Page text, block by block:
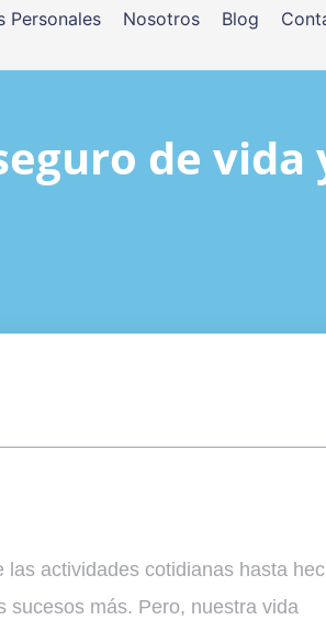
Personales Nosotros Blog
de vida
actividades cotidianas hasta
sucesos más. Pero, nuestra vida